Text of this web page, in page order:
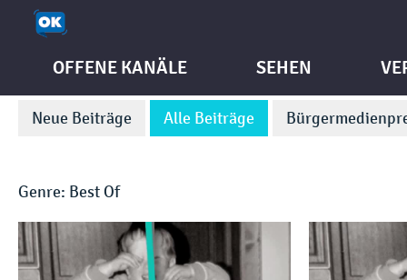
OFFENE KANÄLE SEHEN
Neue Beiträge Alle Beiträge
Genre: Best Of